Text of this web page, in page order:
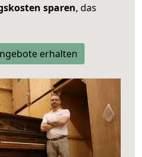
sparen, das
erhalten